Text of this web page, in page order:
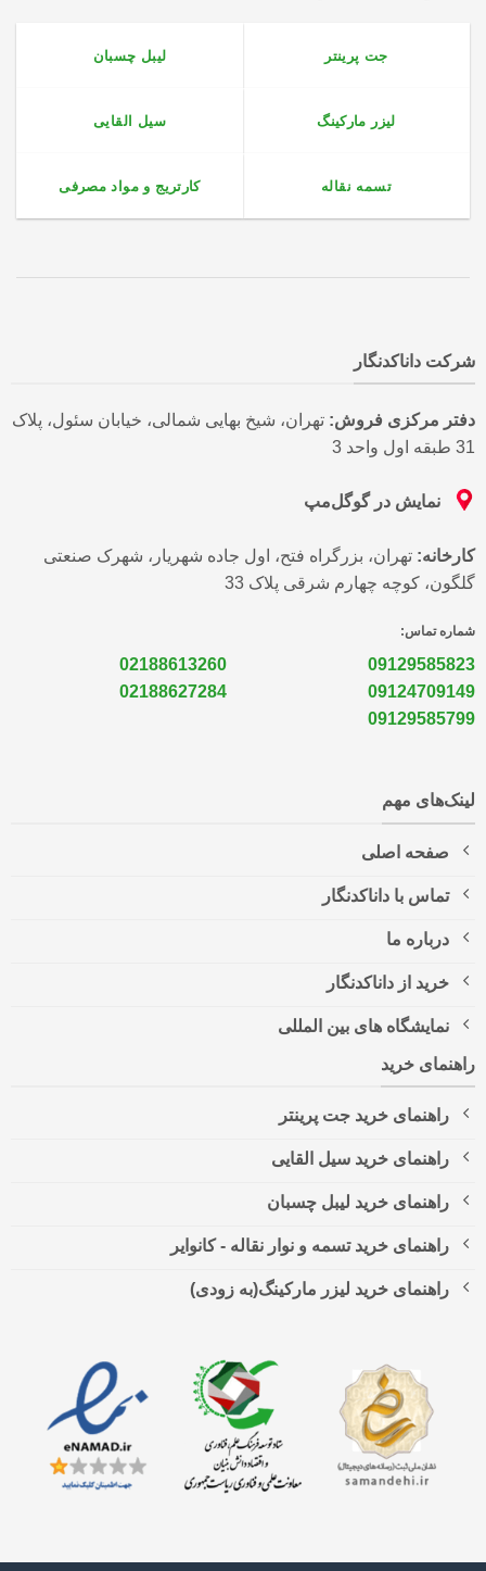
جت پرینتر لیبل چسبان
لیزر مارکینگ سیل القایی
تسمه نقاله کارتریج و مواد مصرفی
شرکت داناکدنگار
دفتر مرکزی فروش:تهران، شیخ بهایی شمالی، خیابان سئول، پلاک
31 طبقه اول واحد 3
نمایش در گوگل‌مپ
کارخانه:تهران، بزرگراه فتح، اول جاده شهریار، شهرک صنعتی
گلگون، کوچه چهارم شرقی پلاک 33
شماره تماس:
09129585823
09124709149
09129585799
02188613260
02188627284
لینک‌های مهم
صفحه اصلی
تماس با داناکدنگار
درباره ما
خرید از داناکدنگار
نمایشگاه های بین المللی
راهنمای خرید
راهنمای خرید جت پرینتر
راهنمای خرید سیل القایی
راهنمای خرید لیبل چسبان
راهنمای خرید تسمه و نوار نقاله - کانوایر
راهنمای خرید لیزر مارکینگ(به زودی)